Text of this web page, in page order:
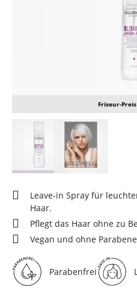
Friseur-
Leave-in Spray für
Haar.
Pflegt das Haar ohne zu
Vegan und ohne Parabene
Parabenfrei